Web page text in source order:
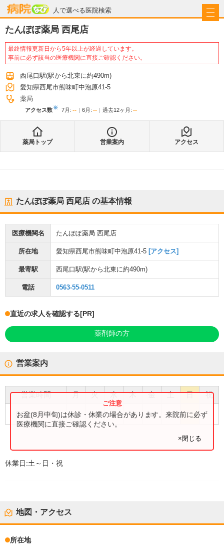
人で選べる医院検索
病院なび
たんぽぽ薬局 西尾店
最終情報更新日から5年以上が経過しています。
事前に必ず該当の医療機関に直接ご確認ください。
西尾口駅(駅から北東に約490m)
愛知県西尾市熊味町中泡原41-5
薬局
アクセス数※ 7月 : -- 6月 : -- 過去12ヶ月: --
薬局トップ 営業案内 アクセス
たんぽぽ薬局 西尾店 の基本情報
医療機関名 たんぽぽ薬局 西尾店
所在地 愛知県西尾市熊味町中泡原41-5 [アクセス]
最寄駅 西尾口駅(駅から北東に約490m)
電話 0563-55-0511
直近の求人を確認する[PR]
薬剤師の方
営業案内
営業時間 月 火 水 木 金 土 日 祝
8:30〜 17:30 ● ● ● ● ●
お盆(8月中旬)は休診・休業の場合があります。来院前に必ず
医療機関に直接ご確認ください。
×閉じる
休業日:土～日・祝
地図・アクセス
所在地